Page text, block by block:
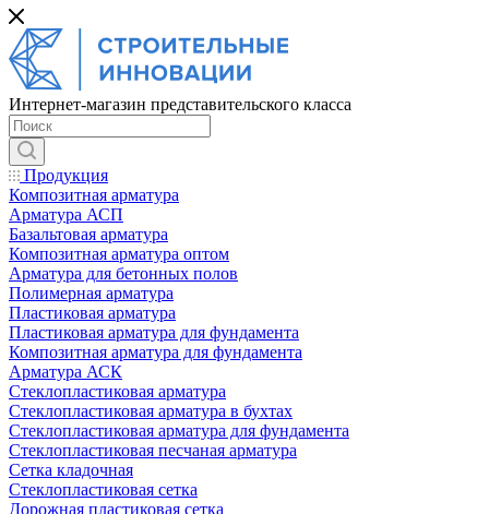
Интернет-магазин представительского класса
Продукция
Композитная арматура
Арматура АСП
Базальтовая арматура
Композитная арматура оптом
Арматура для бетонных полов
Полимерная арматура
Пластиковая арматура
Пластиковая арматура для фундамента
Композитная арматура для фундамента
Арматура АСК
Cтеклопластиковая арматура
Стеклопластиковая арматура в бухтах
Стеклопластиковая арматура для фундамента
Стеклопластиковая песчаная арматура
Сетка кладочная
Стеклопластиковая сетка
Дорожная пластиковая сетка